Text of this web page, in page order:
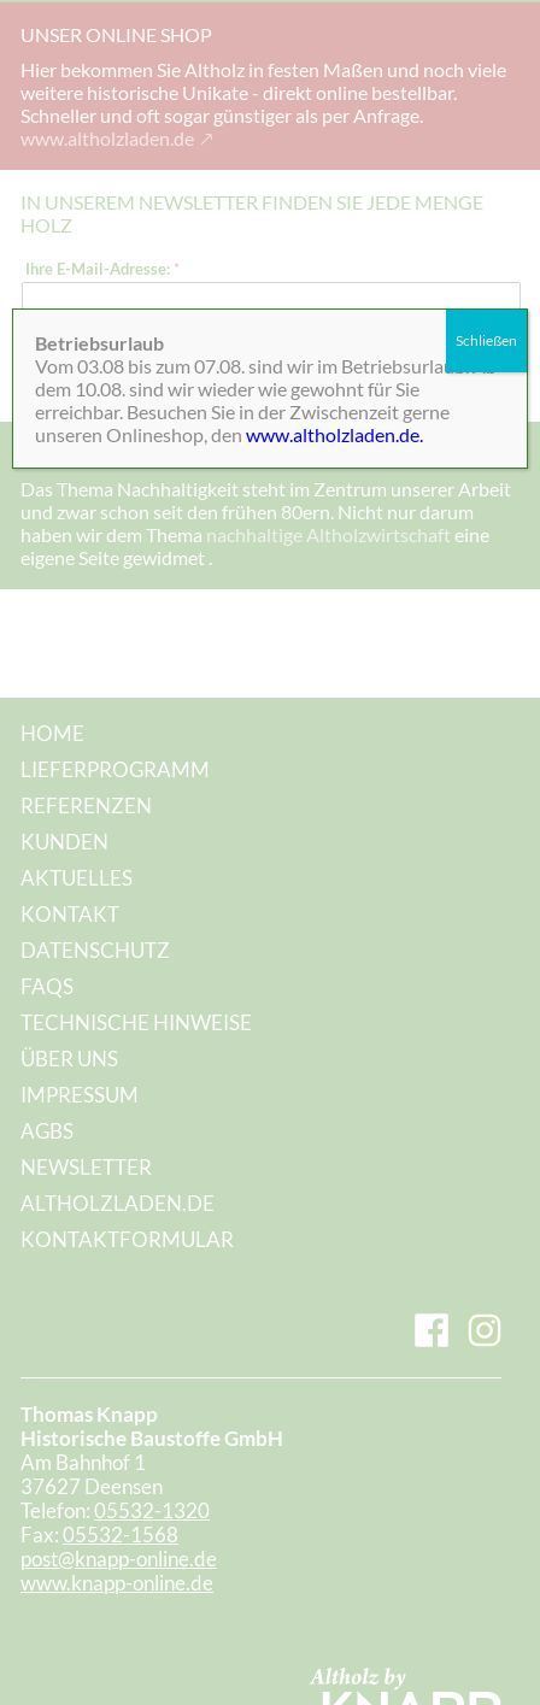
UNSER ONLINE SHOP
Hier bekommen Sie Altholz in festen Maßen und noch viele
weitere historische Unikate - direkt online bestellbar.
Schneller und oft sogar günstiger als per Anfrage.
www.altholzladen.de
IN UNSEREM NEWSLETTER FINDEN SIE JEDE MENGE
HOLZ
h
e
M
i
l
-
A
d
r
Ihre E-Mail-Adresse: *
Absenden
Das Thema Nachhaltigkeit steht im Zentrum unserer Arbeit
und zwar schon seit den frühen 80ern. Nicht nur darum
haben wir dem Thema nachhaltige Altholzwirtschaft eine
eigene Seite gewidmet .
HOME
LIEFERPROGRAMM
REFERENZEN
KUNDEN
AKTUELLES
KONTAKT
DATENSCHUTZ
FAQS
TECHNISCHE HINWEISE
ÜBER UNS
IMPRESSUM
AGBS
NEWSLETTER
ALTHOLZLADEN.DE
KONTAKTFORMULAR
Thomas Knapp
Historische Baustoffe GmbH
Am Bahnhof 1
37627 Deensen
Telefon:05532-1320
Fax:05532-1568
post@knapp-online.de
www.knapp-online.de
Betriebsurlaub
Vom 03.08 bis zum 07.08. sind wir im Betriebsurlaub. Ab
dem 10.08. sind wir wieder wie gewohnt für Sie
erreichbar. Besuchen Sie in der Zwischenzeit gerne
unseren Onlineshop, denwww.altholzladen.de.
Schließen